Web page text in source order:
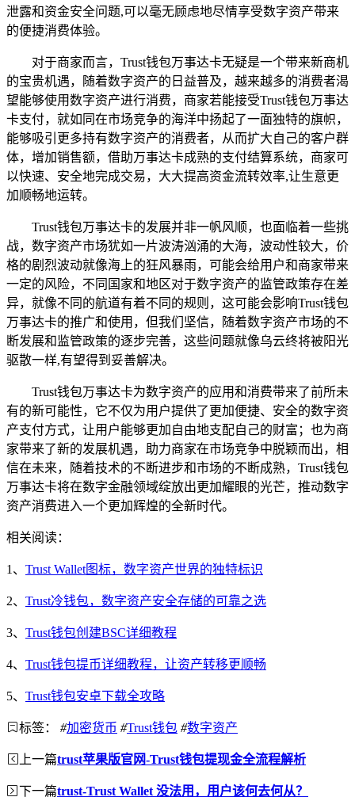
泄露和资金安全问题,可以毫无顾虑地尽情享受数字资产带来
的便捷消费体验。
对于商家而言，Trust钱包万事达卡无疑是一个带来新商机
的宝贵机遇，随着数字资产的日益普及，越来越多的消费者渴
望能够使用数字资产进行消费，商家若能接受Trust钱包万事达
卡支付，就如同在市场竞争的海洋中扬起了一面独特的旗帜，
能够吸引更多持有数字资产的消费者，从而扩大自己的客户群
体，增加销售额，借助万事达卡成熟的支付结算系统，商家可
以快速、安全地完成交易，大大提高资金流转效率,让生意更
加顺畅地运转。
Trust钱包万事达卡的发展并非一帆风顺，也面临着一些挑
战，数字资产市场犹如一片波涛汹涌的大海，波动性较大，价
格的剧烈波动就像海上的狂风暴雨，可能会给用户和商家带来
一定的风险，不同国家和地区对于数字资产的监管政策存在差
异，就像不同的航道有着不同的规则，这可能会影响Trust钱包
万事达卡的推广和使用，但我们坚信，随着数字资产市场的不
断发展和监管政策的逐步完善，这些问题就像乌云终将被阳光
驱散一样,有望得到妥善解决。
Trust钱包万事达卡为数字资产的应用和消费带来了前所未
有的新可能性，它不仅为用户提供了更加便捷、安全的数字资
产支付方式，让用户能够更加自由地支配自己的财富；也为商
家带来了新的发展机遇，助力商家在市场竞争中脱颖而出，相
信在未来，随着技术的不断进步和市场的不断成熟，Trust钱包
万事达卡将在数字金融领域绽放出更加耀眼的光芒，推动数字
资产消费进入一个更加辉煌的全新时代。
相关阅读：
1、 Trust Wallet图标，数字资产世界的独特标识
2、 Trust冷钱包，数字资产安全存储的可靠之选
3、 Trust钱包创建BSC详细教程
4、 Trust钱包提币详细教程，让资产转移更顺畅
5、 Trust钱包安卓下载全攻略
标签： #加密货币 #Trust钱包 #数字资产
上一篇trust苹果版官网-Trust钱包提现金全流程解析
下一篇trust-Trust Wallet 没法用，用户该何去何从？